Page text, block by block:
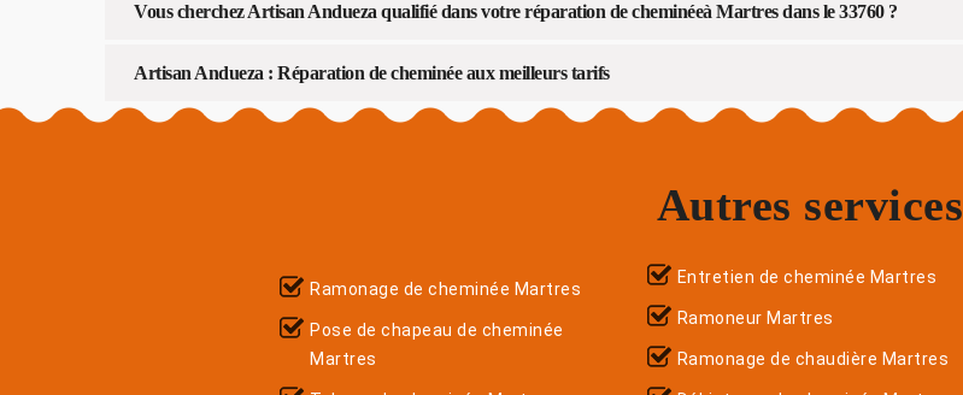
Vous cherchez Artisan Andueza qualifié dans votre réparation de cheminéeà Martres dans le 33760 ?
Artisan Andueza : Réparation de cheminée aux meilleurs tarifs
Autres services
Ramonage de cheminée Martres
Pose de chapeau de cheminée
Martres
Entretien de cheminée Martres
Ramoneur Martres
Ramonage de chaudière Martres